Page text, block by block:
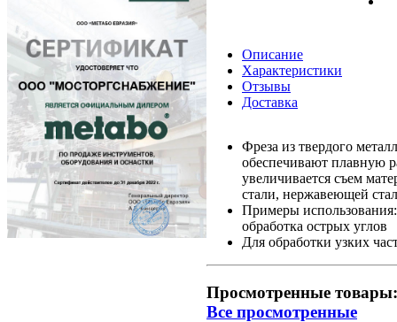
Описание
Характеристики
Отзывы
Доставка
Фреза из твердого
обеспечивают плавную
увеличивается съем
стали, нержавеющей
Примеры использования:
обработка острых углов
Для обработки узких
Просмотренные товары:
Все просмотренные